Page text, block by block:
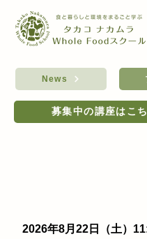
News
募集中の講座はこ
2026年8月22日（土）